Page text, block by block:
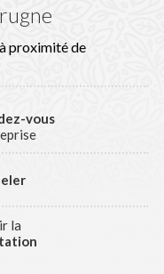
proximité de
vous
la